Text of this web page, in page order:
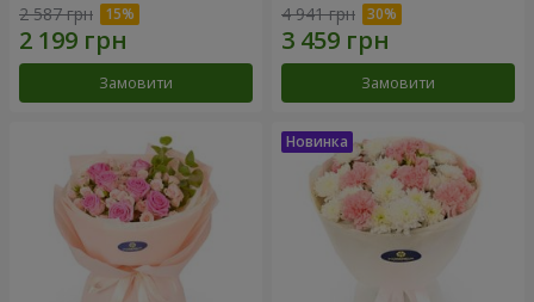
2 587 грн
Замовити
4 941 грн
Замовити